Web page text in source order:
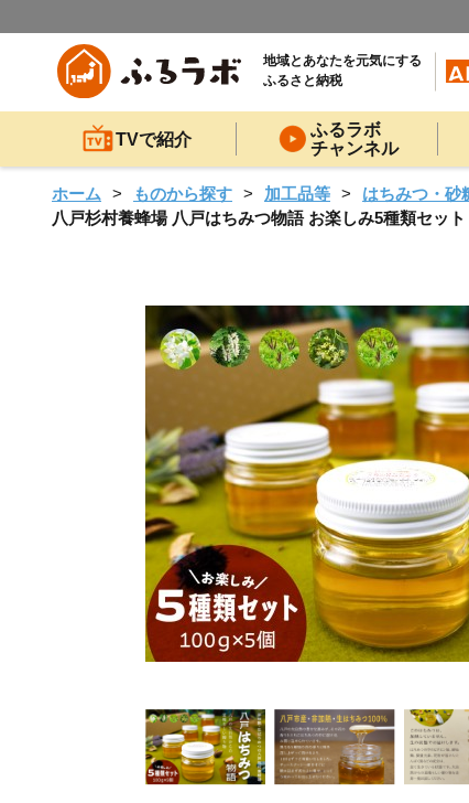
地域とあなたを元気にする
ふるさと納税
TVで紹介
ふるラボ
チャンネル
ホーム ものから探す 加工品等
はちみつ・砂
八戸杉村養蜂場 八戸はちみつ物語 お楽しみ5種類セッ